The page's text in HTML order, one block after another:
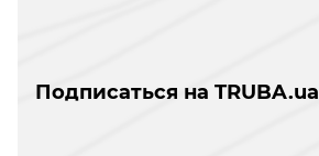
Подписаться на TRUBA.ua